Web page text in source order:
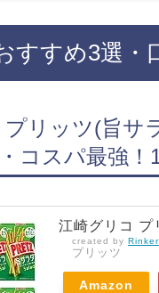
・おいしい・お米スナック・サ
コメッ…
すすめ3選・
リッツ(旨サ
コスパ最強！
江崎グリコ プ
created by Rinker
プリッツ
Amazon